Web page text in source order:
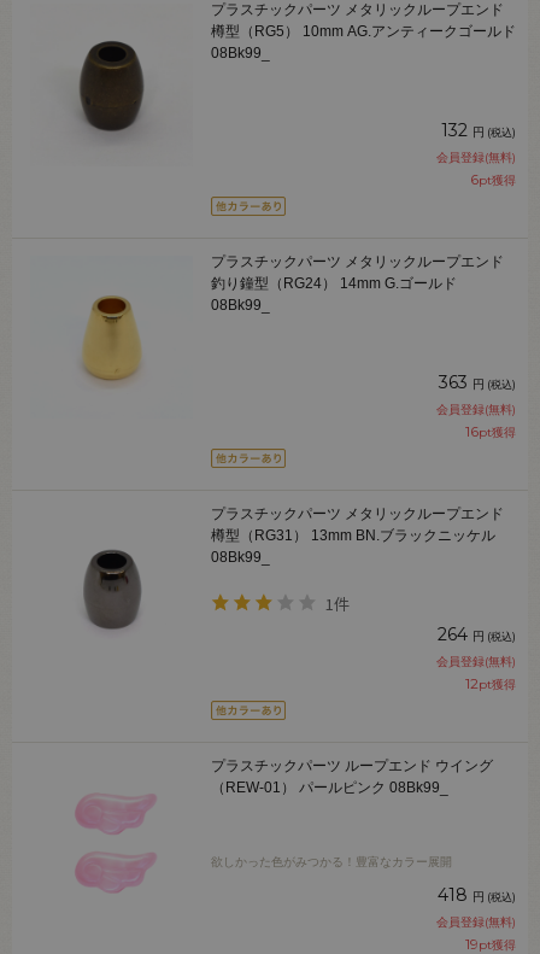
プラスチックパーツ メタリックループエンド
樽型（RG5） 10mm AG.アンティークゴールド
08Bk99_
132 円 (税込)
会員登録(無料)
6pt獲得
プラスチックパーツ メタリックループエンド
釣り鐘型（RG24） 14mm G.ゴールド
08Bk99_
363 円 (税込)
会員登録(無料)
16pt獲得
プラスチックパーツ メタリックループエンド
樽型（RG31） 13mm BN.ブラックニッケル
08Bk99_
1件
264 円 (税込)
会員登録(無料)
12pt獲得
プラスチックパーツ ループエンド ウイング
（REW-01） パールピンク 08Bk99_
欲しかった色がみつかる！豊富なカラー展開
418 円 (税込)
会員登録(無料)
19pt獲得